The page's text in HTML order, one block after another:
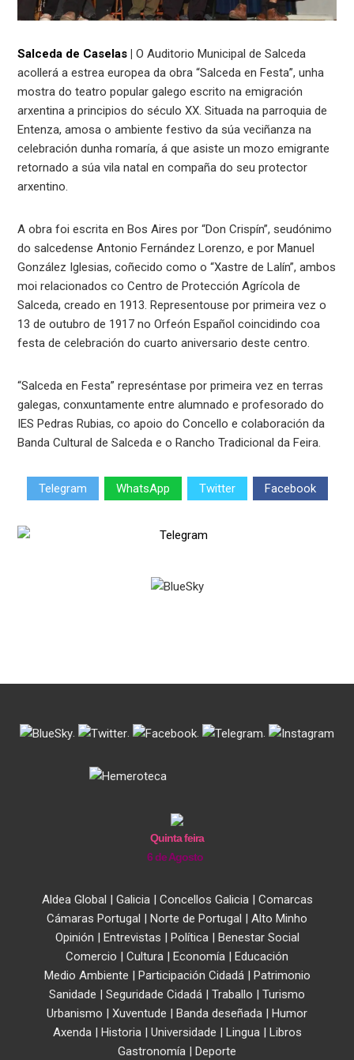
Salceda de Caselas | O Auditorio Municipal de Salceda
acollerá a estrea europea da obra “Salceda en Festa”, unha
mostra do teatro popular galego escrito na emigración
arxentina a principios do século XX. Situada na parroquia de
Entenza, amosa o ambiente festivo da súa veciñanza na
celebración dunha romaría, á que asiste un mozo emigrante
retornado a súa vila natal en compaña do seu protector
arxentino.
A obra foi escrita en Bos Aires por “Don Crispín”, seudónimo
do salcedense Antonio Fernández Lorenzo, e por Manuel
González Iglesias, coñecido como o “Xastre de Lalín”, ambos
moi relacionados co Centro de Protección Agrícola de
Salceda, creado en 1913. Representouse por primeira vez o
13 de outubro de 1917 no Orfeón Español coincidindo coa
festa de celebración do cuarto aniversario deste centro.
“Salceda en Festa” represéntase por primeira vez en terras
galegas, conxuntamente entre alumnado e profesorado do
IES Pedras Rubias, co apoio do Concello e colaboración da
Banda Cultural de Salceda e o Rancho Tradicional da Feira.
Telegram WhatsApp Twitter Facebook
. . . .
Quinta feira
6 de Agosto
Aldea Global | Galicia| Concellos Galicia| Comarcas
Cámaras Portugal | Norte de Portugal | Alto Minho
Opinión | Entrevistas | Política| Benestar Social
Comercio | Cultura | Economía | Educación
Medio Ambiente | Participación Cidadá| Patrimonio
Sanidade | Seguridade Cidadá | Traballo | Turismo
Urbanismo | Xuventude | Banda deseñada | Humor
Axenda| Historia| Universidade | Lingua| Libros
Gastronomía | Deporte